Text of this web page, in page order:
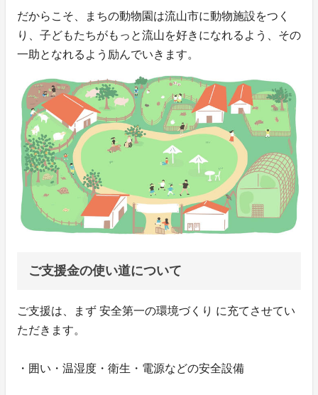
だからこそ、まちの動物園は流山市に動物施設をつく
り、子どもたちがもっと流山を好きになれるよう、その
一助となれるよう励んでいきます。
ご支援金の使い道について
ご支援は、まず 安全第一の環境づくり に充てさせてい
ただきます。
・囲い・温湿度・衛生・電源などの安全設備